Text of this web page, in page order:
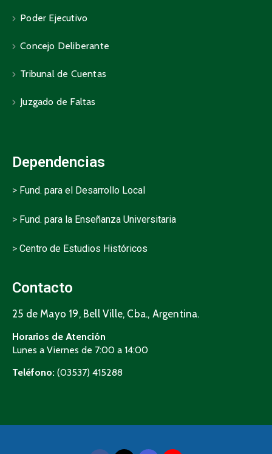
Poder Ejecutivo
Concejo Deliberante
Tribunal de Cuentas
Juzgado de Faltas
Dependencias
> Fund. para el Desarrollo Local
> Fund. para la Enseñanza Universitaria
> Centro de Estudios Históricos
Contacto
25 de Mayo 19, Bell Ville, Cba., Argentina.
Horarios de Atención
Lunes a Viernes de 7:00 a 14:00
Teléfono: (03537) 415288